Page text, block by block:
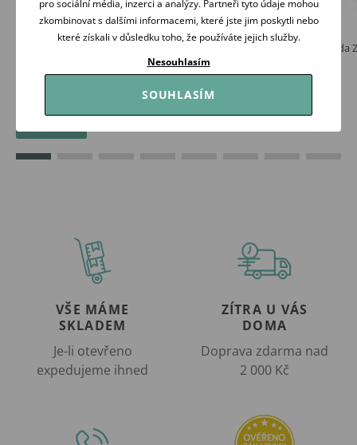
LOVI Dudlík silikonový dynamický PRIME 0-
139 Kč
Suavinex Dreams sada
Koupit
VŠE MÁME
SKLADEM
Je-li otevřeno
expedujeme ihned
ZÍTRA U VÁS
DOMA
Doprava zdarma nad
2 000 Kč
pro sociální média, inzerci a analýzy. Partneři tyto údaje mohou
zkombinovat s dalšími informacemi, které jste jim poskytli nebo
které získali v důsledku toho, že používáte jejich služby.
Nesouhlasím
SOUHLASÍM